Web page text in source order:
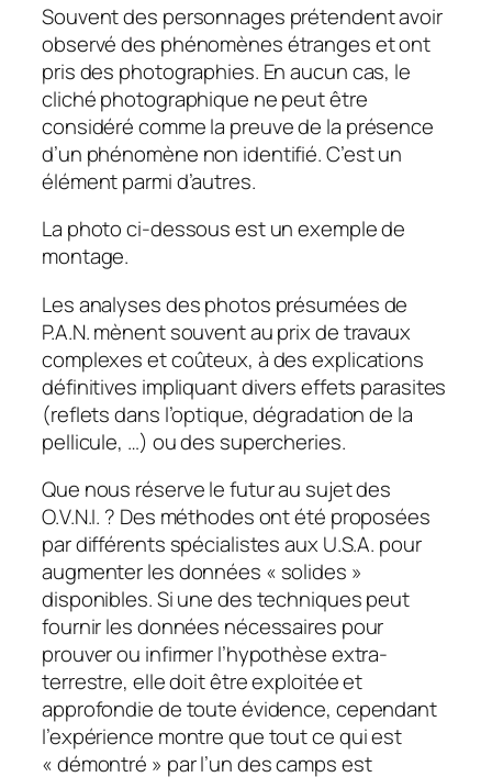
Souvent des personnages prétendent avoir
observé des phénomènes étranges et ont
pris des photographies. En aucun cas, le
cliché photographique ne peut être
considéré comme la preuve de la présence
d’un phénomène non identifié. C’est un
élément parmi d’autres.
La photo ci-dessous est un exemple de
montage.
Les analyses des photos présumées de
P.A.N. mènent souvent au prix de travaux
complexes et coûteux, à des explications
définitives impliquant divers effets parasites
(reflets dans l’optique, dégradation de la
pellicule, …) ou des supercheries.
Que nous réserve le futur au sujet des
O.V.N.I. ? Des méthodes ont été proposées
par différents spécialistes aux U.S.A. pour
augmenter les données « solides »
disponibles. Si une des techniques peut
fournir les données nécessaires pour
prouver ou infirmer l’hypothèse extra-
terrestre, elle doit être exploitée et
approfondie de toute évidence, cependant
l’expérience montre que tout ce qui est
« démontré » par l’un des camps est